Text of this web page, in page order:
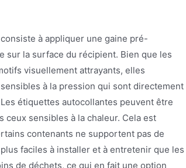
à appliquer une gaine pré-
sur la surface du récipient. Bien que les
visuellement attrayants, elles
à la pression qui sont directement
étiquettes autocollantes peuvent être
sensibles à la chaleur. Cela est
contenants ne supportent pas de
faciles à installer et à entretenir que les
de déchets, ce qui en fait une option